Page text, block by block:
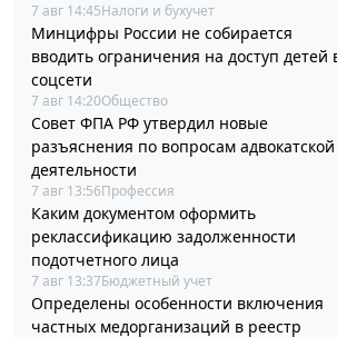
7 авг 14:45Налоги и бухучет
Минцифры России не собирается
вводить ограничения на доступ детей
соцсети
7 авг 14:20Общество
Совет ФПА РФ утвердил новые
разъяснения по вопросам адвокатской
деятельности
7 авг 13:56Профессия
Каким документом оформить
реклассификацию задолженности
подотчетного лица
7 авг 13:37Бюджетный учет
Определены особенности включения
частных медорганизаций в реестр